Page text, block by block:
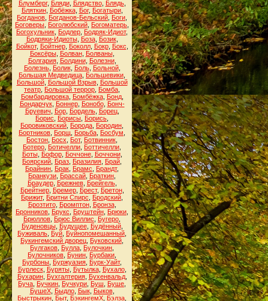
Блумберг, Бляди, Блядство, Блядь,
Бляткин, Бобёжка, Бог, Богатыри,
Богданов Богданов-Бельский Боги
Боговеры Боголюбский Богоматерь
Богохульник Бодлер Бодряк-Идиот,
Бодряки-Идиоты, Боза, Бозик,
Бойкот, Бойтнер, Боколл, Бокр, Бокс
Боксёры, Болван, Болваны,
Болгария, Болдини, Болезни,
Болезнь, Болик, Боль, Больной,
Большая Медведица Большевики
Большой, Большой Взрыв, Большой
театр Большой террор Бомба
Бомбардировка, Бомбёжка, Бонд,
Бондарчук, Боннер, Бонобо, Бонч-
Бруевич
Бор, Бордель, Борец,
Борис
Борисы Борись
Боровиковский Борода Бородин
Бортников Борщ Борьба Босбум
Бостон Босх Бот, Ботвинник
Ботеро Ботичелли Боттичелли
Боты, Бофор, Боччоне, Боччони,
Боярский Браз Бразилия Брай
Брайнин Брак Брамс Брандт,
Бранкузи Брассай Браткин
Браудер, Брежнев, Брейгель,
Брейтнер, Бремер, Брест, Бретон,
Брижит, Бритни Спирс Бродский
Брозтито, Бромптон, Бронза,
Бронников Брукс Бруштейн Брюки
Брюллов Брюс Виллис Бугеро
Буденовцы, Будущее, Будённый,
Буживаль Буй Буйнопомешанный
Букингемский дворец Буковский
Булгаков Булла Булочкин
Булочников Бунин Бурбаки
Бурбоны Буржуазия Бурк-Уайт,
Бурлеск, Буряты, Бутылка, Бухало,
Бухарин, Бухгалтерия, Бухенвальд,
Буча Бучкин Бучкури Буш Буше
БушеХ, Быдло, Бык, Быков,
Быстрыкин Быт, БэкингемХ Бэлза